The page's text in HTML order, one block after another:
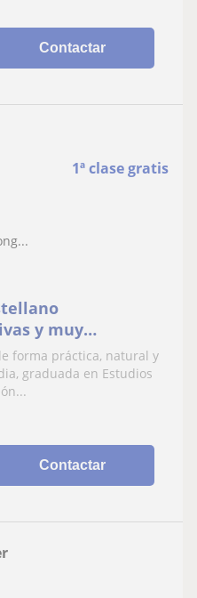
Contactar
1ª clase gratis
y muy
forma práctica, natural y
graduada en Estudios
Contactar